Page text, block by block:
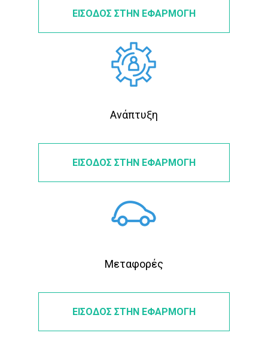
ΕΙΣΟΔΟΣ ΣΤΗΝ ΕΦΑΡΜΟΓΗ
Ανάπτυξη
ΕΙΣΟΔΟΣ ΣΤΗΝ ΕΦΑΡΜΟΓΗ
Μεταφορές
ΕΙΣΟΔΟΣ ΣΤΗΝ ΕΦΑΡΜΟΓΗ